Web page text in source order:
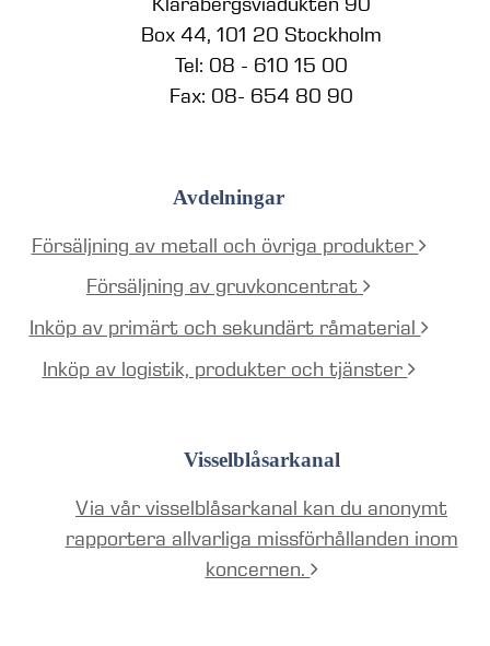
Box 44, 101 20 Stockholm
Tel: 08 - 610 15 00
Fax: 08- 654 80 90
Avdelningar
Försäljning av metall och övriga produkter
Försäljning av gruvkoncentrat
Inköp av primärt och sekundärt råmaterial
Inköp av logistik, produkter och tjänster
Visselblåsarkanal
Via vår visselblåsarkanal kan du anonymt
rapportera allvarliga missförhållanden inom
koncernen.